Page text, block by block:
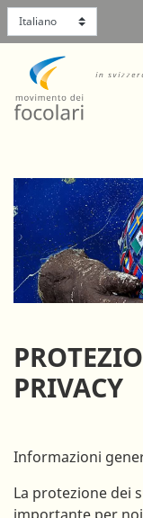
Select your language
PRIVACY
Informazioni
La protezione dei